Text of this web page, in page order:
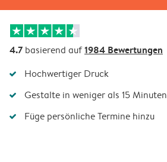
4.7 basierend auf1984 Bewertungen
Hochwertiger Druck
Gestalte in weniger als 15 Minuten
Füge persönliche Termine hinzu